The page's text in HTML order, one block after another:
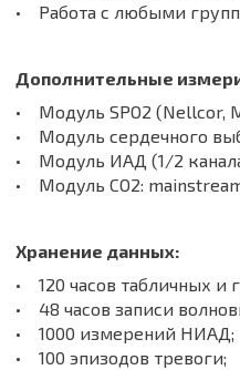
• Работа с любыми
Дополнительные
• Модуль SPO2 (Nellcor,
• Модуль сердечного
• Модуль ИАД (1/2
• Модуль СO2:
Хранение данных:
• 120 часов табличных и
• 48 часов записи
• 1000 измерений НИАД;
• 100 эпизодов тревоги;